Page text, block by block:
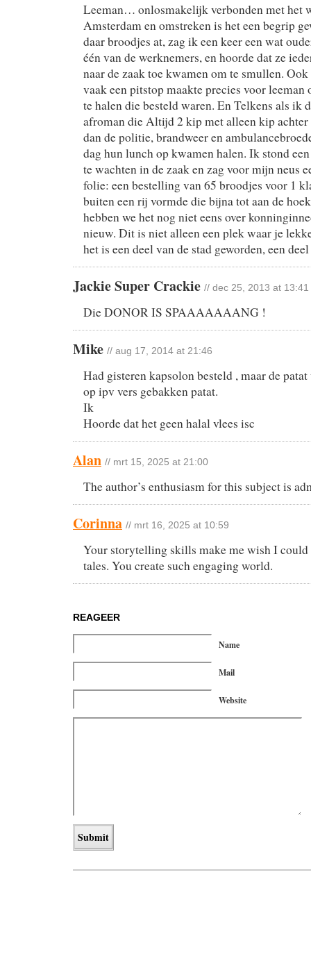
Leeman… onlosmakelijk verbonden met het
Amsterdam en omstreken is het een begrip
daar broodjes at, zag ik een keer een wat
één van de werknemers, en hoorde dat ze
naar de zaak toe kwamen om te smullen.
vaak een pitstop maakte precies voor leeman
te halen die besteld waren. En Telkens als ik
afroman die Altijd 2 kip met alleen kip achter
dan de politie, brandweer en
dag hun lunch op kwamen halen. Ik stond
te wachten in de zaak en zag voor mijn neus
folie: een bestelling van 65 broodjes voor 1
buiten een rij vormde die bijna tot aan de
hebben we het nog niet eens over
nieuw. Dit is niet alleen een plek waar je
het is een deel van de stad geworden, een
Jackie Super Crackie // dec 25, 2013 at 13:41
Die DONOR IS SPAAAAAAANG !
Mike // aug 17, 2014 at 21:46
Had gisteren kapsolon besteld , maar de
op ipv vers gebakken patat.
Ik
Hoorde dat het geen halal vlees isc
Alan // mrt 15, 2025 at 21:00
The author’s enthusiasm for this subject is
Corinna // mrt 16, 2025 at 10:59
Your storytelling skills make me wish I could
tales. You create such engaging world.
REAGEER
Name
Mail
Website